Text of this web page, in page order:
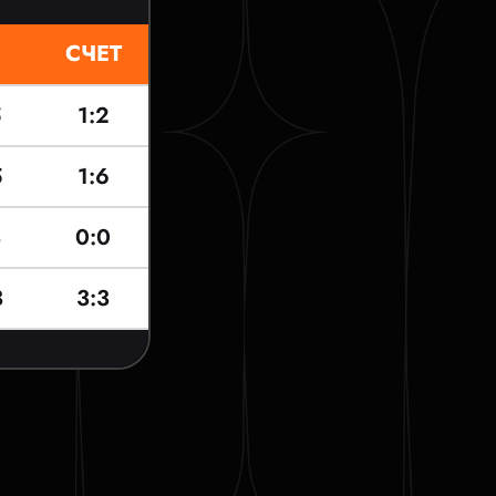
СЧЕТ
1:2
1:6
0:0
3:3